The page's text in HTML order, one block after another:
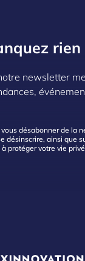
newsletter
vous désabonner de la
désinscrire, ainsi que
protéger votre vie